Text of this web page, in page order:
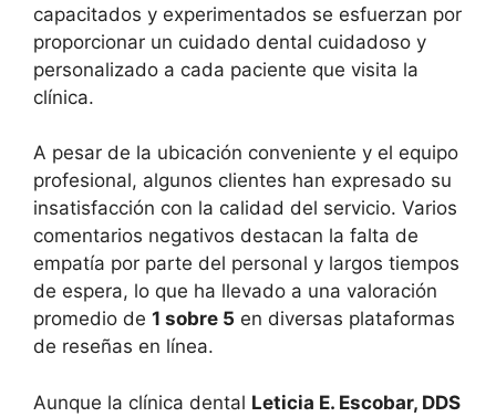
capacitados y experimentados se esfuerzan por
proporcionar un cuidado dental cuidadoso y
personalizado a cada paciente que visita la
clínica.
A pesar de la ubicación conveniente y el equipo
profesional, algunos clientes han expresado su
insatisfacción con la calidad del servicio. Varios
comentarios negativos destacan la falta de
empatía por parte del personal y largos tiempos
de espera, lo que ha llevado a una valoración
promedio de 1 sobre 5 en diversas plataformas
de reseñas en línea.
Aunque la clínica dental Leticia E. Escobar, DDS